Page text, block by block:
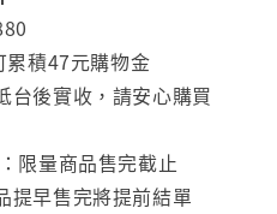
累積47元購物金
後實收，請安心購買
限量商品售完截止
早售完將提前結單